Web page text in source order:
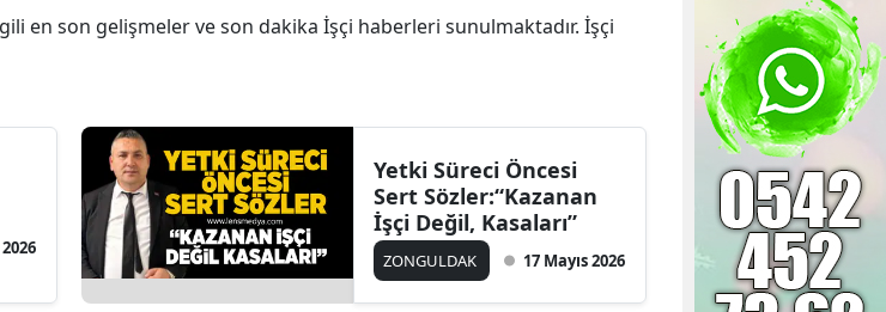
en son gelişmeler ve son dakika İşçi haberleri sunulmaktadır. İşçi
Yetki Süreci Öncesi
Sert Sözler:“Kazanan
İşçi Değil, Kasaları”
ZONGULDAK 17 Mayıs 2026